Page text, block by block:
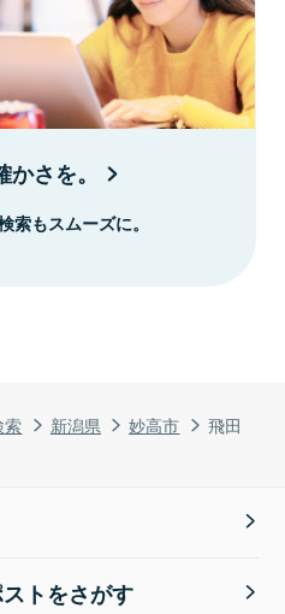
索 新潟県 妙高市 飛田
さを。
索もスムーズに。
トをさがす